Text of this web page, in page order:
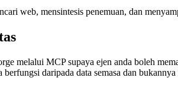
web, mensintesis penemuan, dan
melalui MCP supaya ejen anda boleh
berfungsi daripada data semasa dan